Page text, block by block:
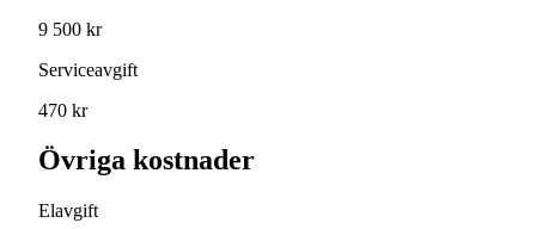
9 500 kr
Serviceavgift
470 kr
Övriga kostnader
Elavgift